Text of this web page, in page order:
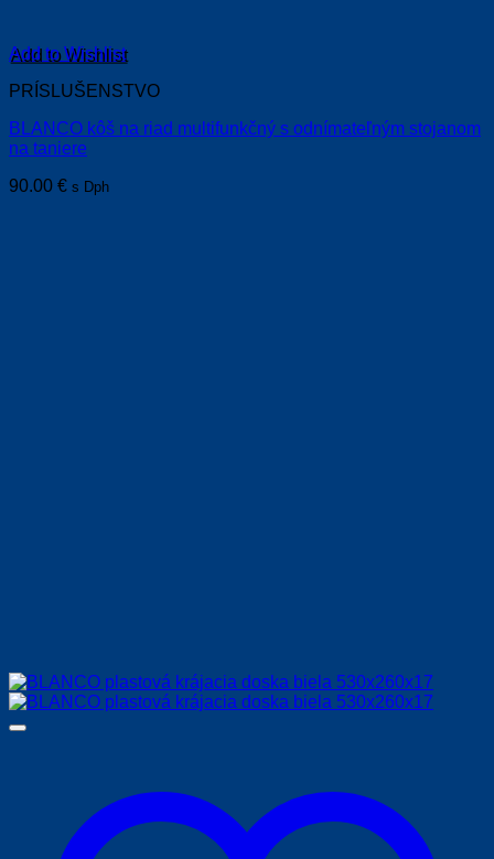
Add to Wishlist
PRÍSLUŠENSTVO
BLANCO kôš na riad multifunkčný s odnímateľným stojanom
na taniere
90.00 € s Dph